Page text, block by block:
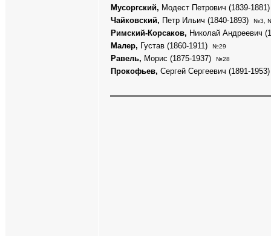
Мусоргский, Модест Петрович (1839-
Чайковский, Петр Ильич (1840-1893) №3,
Римский-Корсаков, Николай Андреевич
Малер, Густав (1860-1911) №29
Равель, Морис (1875-1937) №28
Прокофьев, Сергей Сергеевич (1891-